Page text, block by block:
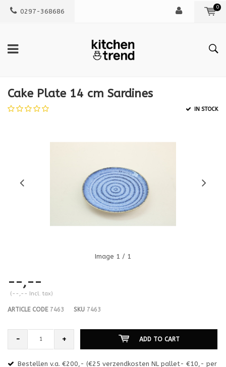
0297-368686
0
Cake Plate 14 cm Sardines
IN STOCK
Image 1 / 1
--,--
(--,-- Incl. tax)
ARTICLE CODE7463 SKU 7463
- + ADD TO CART
Bestellen v.a. €200,- (€25 verzendkosten NL pallet- €10,- per